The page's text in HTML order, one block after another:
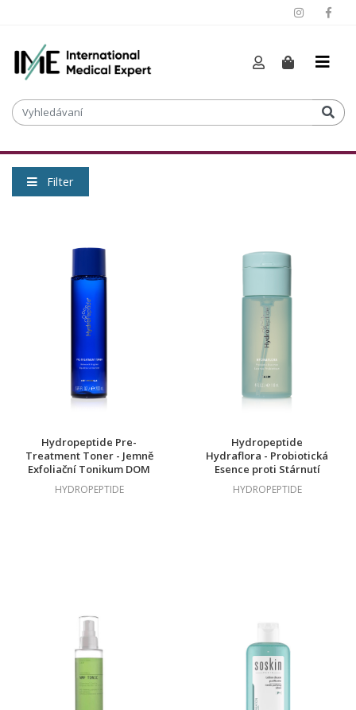
Filter
Hydropeptide Pre-
Treatment Toner - Jemně
Exfoliační Tonikum DOM
HYDROPEPTIDE
Hydropeptide
Hydraflora - Probiotická
Esence proti Stárnutí
Pleti DOM
HYDROPEPTIDE